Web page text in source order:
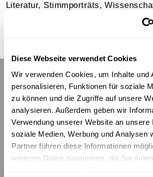
Diese Webseite verwendet Cookies
Wir verwenden Cookies, um Inhalte und
personalisieren, Funktionen für soziale
zu können und die Zugriffe auf unsere
analysieren. Außerdem geben wir
Verwendung unserer Website an unsere
soziale Medien, Werbung und Analysen
Partner führen diese Informationen
weiteren Daten zusammen, die Sie
Literatur, Stimmporträts,
Kontakt:
Österreichische Mediathek
1060 Wien, Webgasse 2a
Tel. +43 1 5973669-0
mediathek@mediathek.at